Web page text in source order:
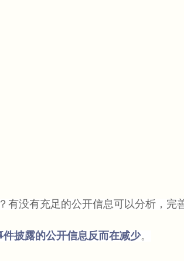
有没有充足的公开信息可以分析，完
件披露的公开信息反而在减少。